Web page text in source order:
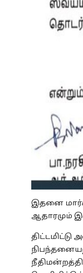
இதனை
ஆதாரமும்
திட்டமிட்டு